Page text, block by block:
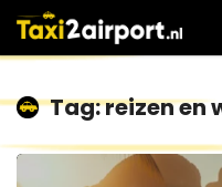
Tag: reizen en